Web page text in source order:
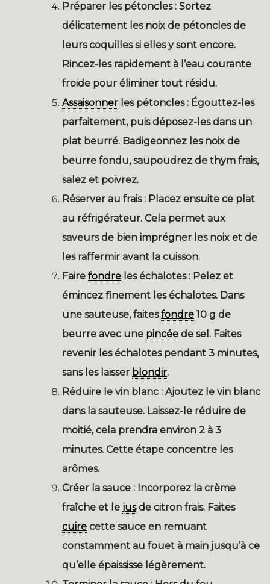
Préparer les pétoncles : Sortez
délicatement les noix de pétoncles de
leurs coquilles si elles y sont encore.
Rincez-les rapidement à l’eau courante
froide pour éliminer tout résidu.
Assaisonner les pétoncles : Égouttez-les
parfaitement, puis déposez-les dans un
plat beurré. Badigeonnez les noix de
beurre fondu, saupoudrez de thym frais,
salez et poivrez.
Réserver au frais : Placez ensuite ce plat
au réfrigérateur. Cela permet aux
saveurs de bien imprégner les noix et de
les raffermir avant la cuisson.
Faire fondre les échalotes : Pelez et
émincez finement les échalotes. Dans
une sauteuse, faitesfondre 10 g de
beurre avec une pincée de sel. Faites
revenir les échalotes pendant 3 minutes,
sans les laisser blondir.
Réduire le vin blanc : Ajoutez le vin blanc
dans la sauteuse. Laissez-le réduire de
moitié, cela prendra environ 2 à 3
minutes. Cette étape concentre les
arômes.
Créer la sauce : Incorporez la crème
fraîche et le jusde citron frais. Faites
cuire cette sauce en remuant
constamment au fouet à main jusqu’à ce
qu’elle épaississe légèrement.